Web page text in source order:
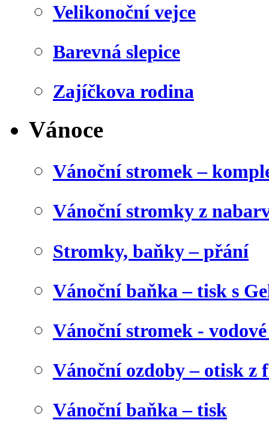
Velikonoční vejce
Barevná slepice
Zajíčkova rodina
Vánoce
Vánoční stromek –
Vánoční stromky z
Stromky, baňky – přání
Vánoční baňka – tisk s
Vánoční stromek -
Vánoční ozdoby – otisk z
Vánoční baňka – tisk